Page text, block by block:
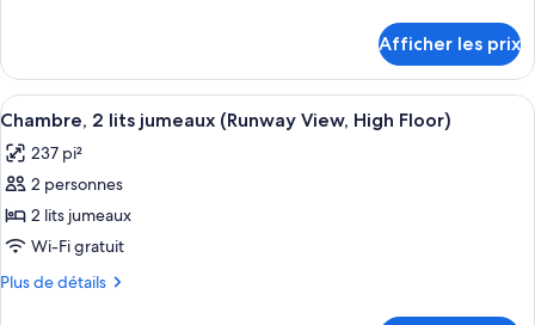
Chambre,
lits
jumeaux
Chambre,
lits
Afficher les prix
Afficher
toutes
les
photos
pour
ce
type
Une chambre d’hôtel avec deux lits,
5
Chambre, 2 lits jumeaux (Runway View, High Floor)
237 pi²
2 personnes
2 lits jumeaux
Wi-Fi gratuit
Plus de détails
Plus